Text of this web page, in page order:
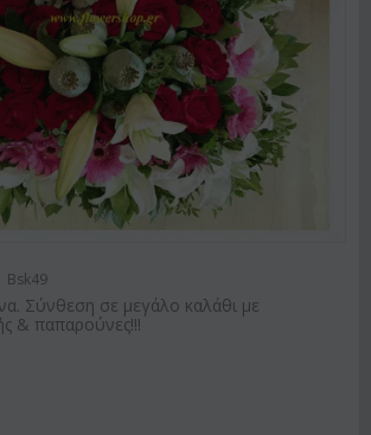
Bsk49
Σύνθεση σε μεγάλο καλάθι με
& παπαρούνες!!!